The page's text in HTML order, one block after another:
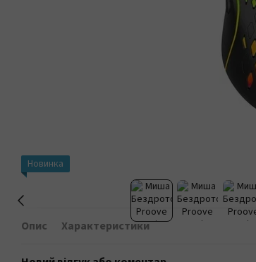
Новинка
Опис Характеристики